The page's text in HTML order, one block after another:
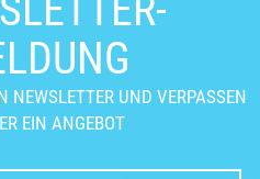
NEWSLETTER UND VERPASSEN
EIN ANGEBOT